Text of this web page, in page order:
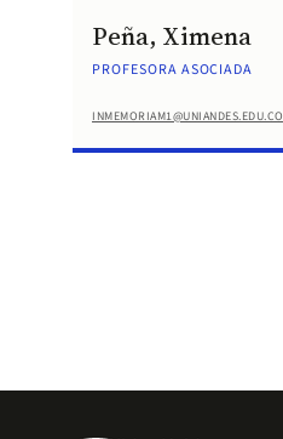
Peña, Ximena
PROFESORA ASOCIADA
INMEMORIAM1@UNIANDES.EDU.CO